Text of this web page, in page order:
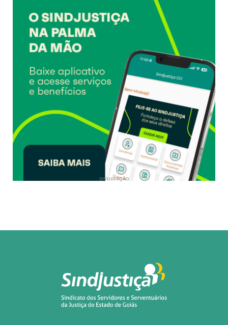
DIVULGAÇÃO